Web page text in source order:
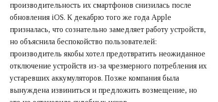
производительность их смартфонов снизилась после
обновления iOS. К декабрю того же года Apple
призналась, что сознательно замедляет работу устройств,
но объяснила беспокойство пользователей:
производитель якобы хотел предотвратить неожиданное
отключение устройств из-за чрезмерного потребления их
устаревших аккумуляторов. Позже компания была
вынуждена извиниться и предложить возмещение, но